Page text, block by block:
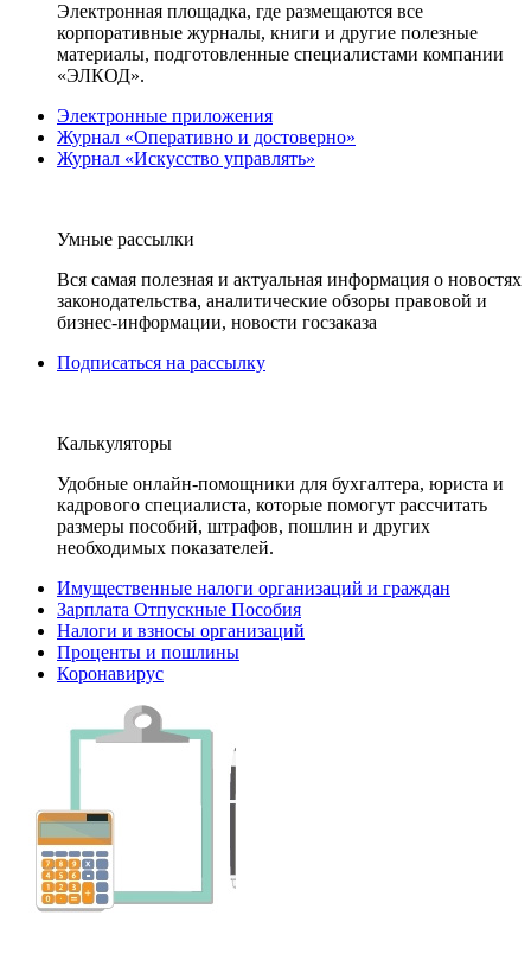
Электронная площадка, где размещаются все
корпоративные журналы, книги и другие полезные
материалы, подготовленные специалистами компании
«ЭЛКОД».
Электронные приложения
Журнал «Оперативно и достоверно»
Журнал «Искусство управлять»
Умные рассылки
Вся самая полезная и актуальная информация о новостях
законодательства, аналитические обзоры правовой и
бизнес-информации, новости госзаказа
Подписаться на рассылку
Калькуляторы
Удобные онлайн-помощники для бухгалтера, юриста и
кадрового специалиста, которые помогут рассчитать
размеры пособий, штрафов, пошлин и других
необходимых показателей.
Имущественные налоги организаций и граждан
Зарплата Отпускные Пособия
Налоги и взносы организаций
Проценты и пошлины
Коронавирус